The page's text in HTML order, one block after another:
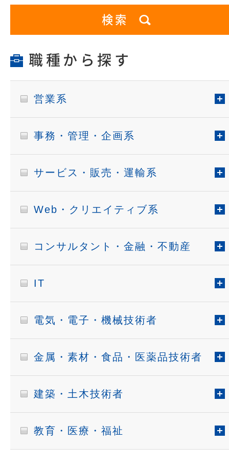
職種から探す
営業系
事務・管理・企画系
サービス・販売・運輸系
Web・クリエイティブ系
コンサルタント・金融・不動産
IT
電気・電子・機械技術者
金属・素材・食品・医薬品技術者
建築・土木技術者
教育・医療・福祉